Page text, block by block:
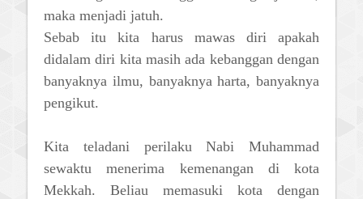
maka menjadi jatuh.
Sebab itu kita harus mawas diri apakah
didalam diri kita masih ada kebanggan dengan
banyaknya ilmu, banyaknya harta, banyaknya
pengikut.
Kita teladani perilaku Nabi Muhammad
sewaktu menerima kemenangan di kota
Mekkah. Beliau memasuki kota dengan